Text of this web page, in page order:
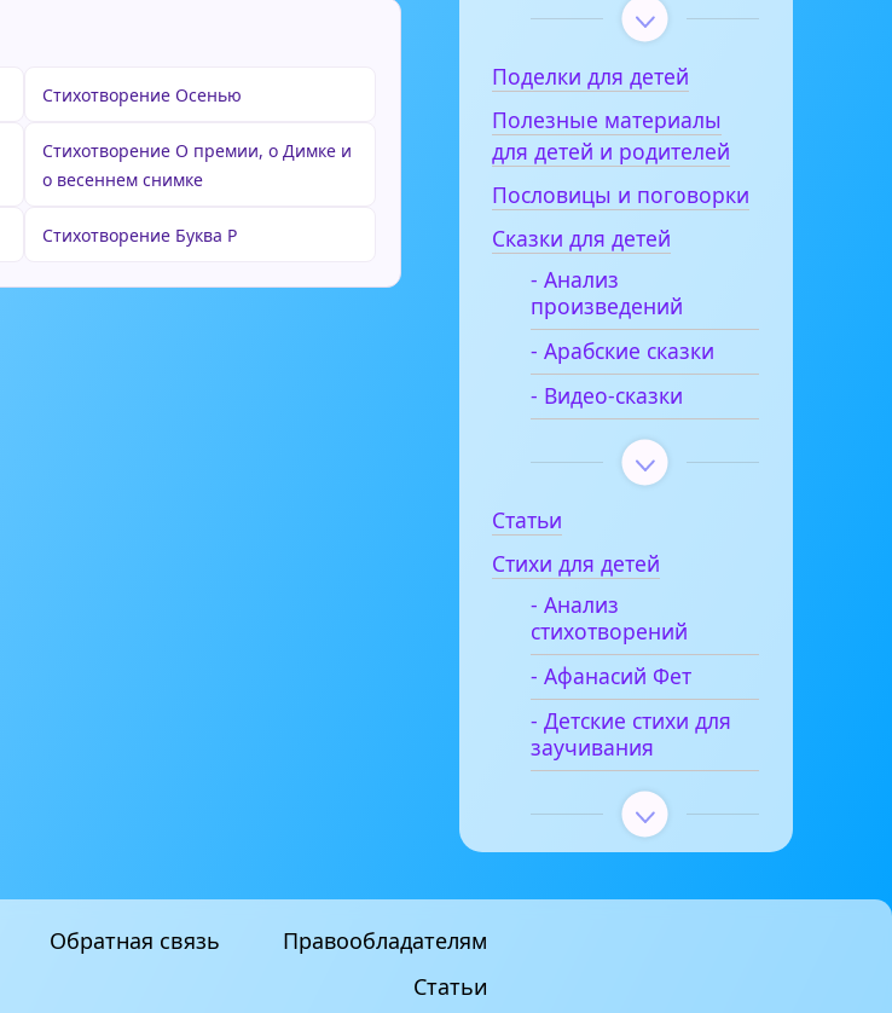
Стихотворение Осенью
Стихотворение О премии, о Димке и
о весеннем снимке
Стихотворение Буква Р
Поделки для детей
Полезные материалы
для детей и родителей
Пословицы и поговорки
Сказки для детей
- Анализ
произведений
- Арабские сказки
- Видео-сказки
Статьи
Стихи для детей
- Анализ
стихотворений
- Афанасий Фет
- Детские стихи для
заучивания
Обратная связь
Правообладателям
Статьи